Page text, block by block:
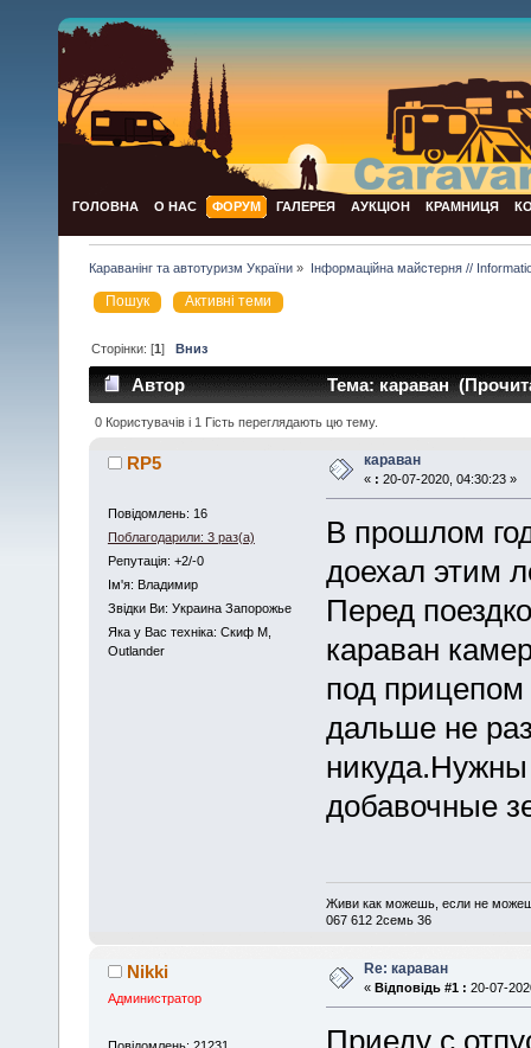
ГОЛОВНА О НАС ФОРУМ ГАЛЕРЕЯ АУКЦІОН КРАМНИЦЯ
Караванінг та автотуризм України » Інформаційна майстерня //
Пошук Активні теми
Сторінки: [1]Вниз
Автор Тема: караван
0 Користувачів і 1 Гість переглядають цю тему.
RP5
Повідомлень: 16
Поблагодарили: 3 раз(а)
Репутація: +2/-0
Iм'я: Владимир
Звідки Ви: Украина Запорожье
Яка у Вас техніка: Скиф М,
Outlander
караван
« : 20-07-2020, 04:30:23 »
В прошлом
доехал этим
Перед
караван
под прицепом
дальше не
добавочные
Живи как можешь, если не
067 612 2cемь 36
Nikki
Администратор
Re: караван
« Відповідь #1 : 20-07-
Приеду с